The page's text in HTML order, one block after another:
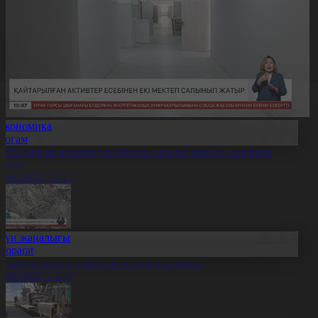
активтер есебінен тағы екі мектеп салынып
13:17
жаңалығы
заңсыз қазып жүргендер ұсталды
13:15